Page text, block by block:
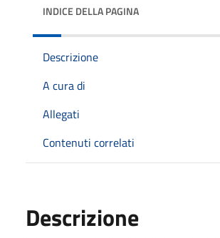
INDICE DELLA PAGINA
Descrizione
A cura di
Allegati
Contenuti correlati
Descrizione